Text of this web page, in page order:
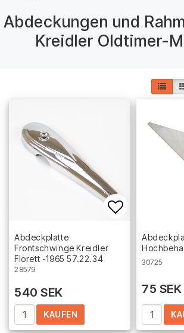
Abdeckungen und
Kreidler Oldtimer-
Add to list
Abdeckplatte
Frontschwinge Kreidler
Florett -1965 57.22.34
28579
540 SEK
KAUFEN
30725
75 SEK